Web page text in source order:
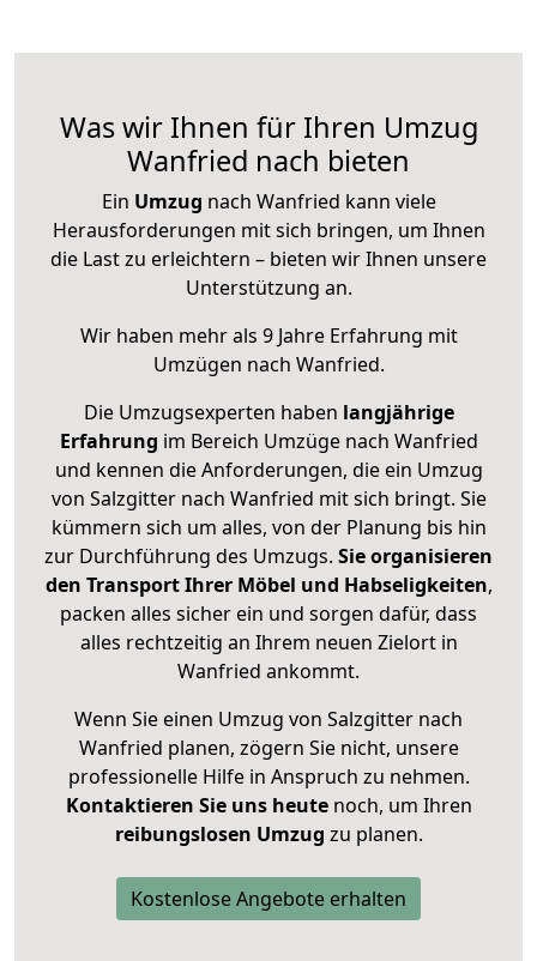
Was wir Ihnen für Ihren Umzug
Wanfried nach bieten
Ein Umzug nach Wanfried kann viele
Herausforderungen mit sich bringen, um Ihnen
die Last zu erleichtern – bieten wir Ihnen unsere
Unterstützung an.
Wir haben mehr als 9 Jahre Erfahrung mit
Umzügen nach Wanfried.
Die Umzugsexperten haben langjährige
Erfahrung im Bereich Umzüge nach Wanfried
und kennen die Anforderungen, die ein Umzug
von Salzgitter nach Wanfried mit sich bringt. Sie
kümmern sich um alles, von der Planung bis hin
zur Durchführung des Umzugs. Sie organisieren
den Transport Ihrer Möbel und Habseligkeiten,
packen alles sicher ein und sorgen dafür, dass
alles rechtzeitig an Ihrem neuen Zielort in
Wanfried ankommt.
Wenn Sie einen Umzug von Salzgitter nach
Wanfried planen, zögern Sie nicht, unsere
professionelle Hilfe in Anspruch zu nehmen.
Kontaktieren Sie uns heutenoch, um Ihren
reibungslosen Umzug zu planen.
Kostenlose Angebote erhalten